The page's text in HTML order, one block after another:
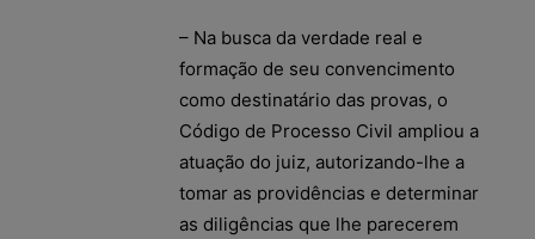
– Na busca da verdade real e
formação de seu convencimento
como destinatário das provas, o
Código de Processo Civil ampliou a
atuação do juiz, autorizando-lhe a
tomar as providências e determinar
as diligências que lhe parecerem